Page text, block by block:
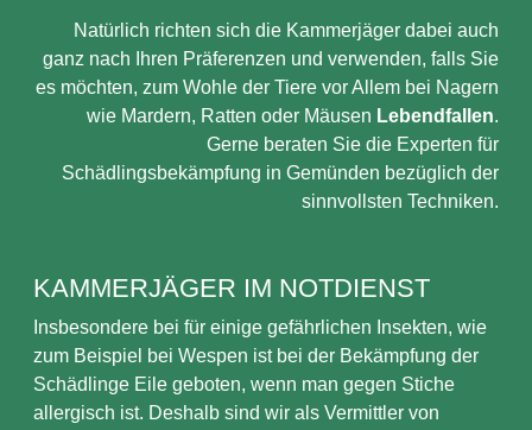
Natürlich richten sich die Kammerjäger dabei auch
ganz nach Ihren Präferenzen und verwenden, falls Sie
es möchten, zum Wohle der Tiere vor Allem bei Nagern
wie Mardern, Ratten oder Mäusen Lebendfallen.
Gerne beraten Sie die Experten für
Schädlingsbekämpfung in Gemünden bezüglich der
sinnvollsten Techniken.
KAMMERJÄGER IM NOTDIENST
Insbesondere bei für einige gefährlichen Insekten, wie
zum Beispiel bei Wespen ist bei der Bekämpfung der
Schädlinge Eile geboten, wenn man gegen Stiche
allergisch ist. Deshalb sind wir als Vermittler von